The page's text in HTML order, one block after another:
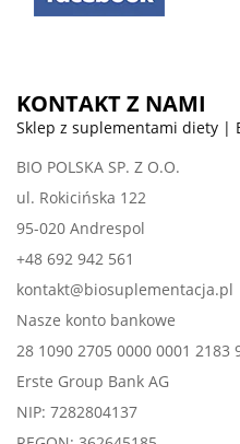
KONTAKT Z NAMI
Sklep z suplementami diety |
BIO POLSKA SP. Z O.O.
ul. Rokicińska 122
95-020 Andrespol
+48 692 942 561
kontakt@biosuplementacja.pl
Nasze konto bankowe
28 1090 2705 0000 0001 2183
Erste Group Bank AG
NIP: 7282804137